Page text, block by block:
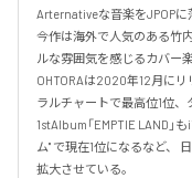
Arternativeな音楽をJPOPに
今作は海外で人気のある竹
ルな雰囲気を感じるカバー
OHTORAは2020年12月に
ラルチャートで最高位1位
1stAlbum「EMPTIE LAND」
ム" で現在1位になるなど、
拡大させている。